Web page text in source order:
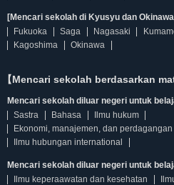
[Mencari sekolah di Kyusyu dan
Fukuoka
Saga Nagasaki
Kagoshima
Okinawa
【Mencari sekolah berdasarkan
Mencari sekolah diluar negeri untuk
Sastra
Bahasa
Ilmu hukum
Ekonomi, manajemen, dan perdagangan
Ilmu hubungan international
Mencari sekolah diluar negeri untuk
Ilmu keperaawatan dan kesehatan